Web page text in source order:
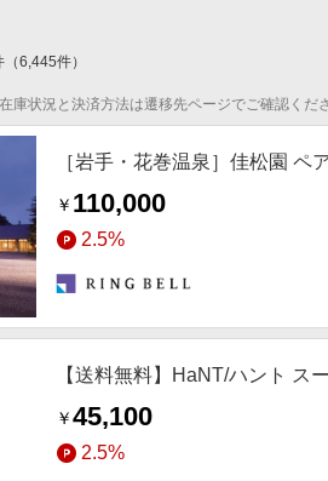
すむ
（6,445件）
庫状況と決済方法は遷移先ページでご確認くださ
［岩手・花巻温泉］佳松園 ペ
￥ 110,000
2.5%
【送料無料】HaNT/ハント ス
￥45,100
2.5%